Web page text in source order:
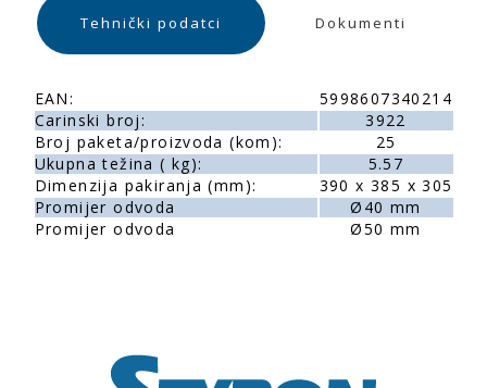
Tehnički podatci Dokumenti
EAN:
5998607340214
Carinski broj:
3922
Broj paketa/proizvoda (kom):
25
Ukupna težina ( kg):
5.57
Dimenzija pakiranja (mm):
390 x 385 x 305
Promijer odvoda
Ø40 mm
Promijer odvoda
Ø50 mm